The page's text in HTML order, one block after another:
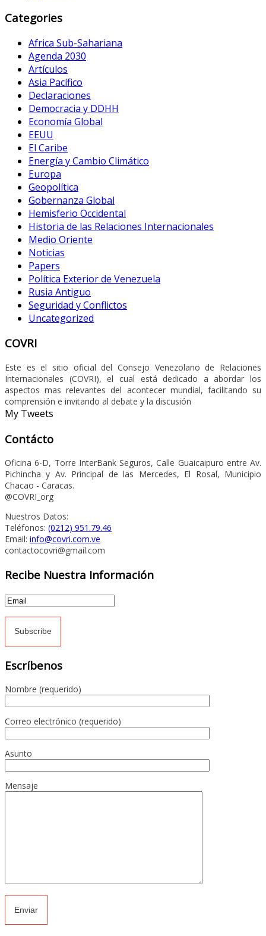
Categories
Africa Sub-Sahariana
Agenda 2030
Artículos
Asia Pacífico
Declaraciones
Democracia y DDHH
Economía Global
EEUU
El Caribe
Energía y Cambio Climático
Europa
Geopolítica
Gobernanza Global
Hemisferio Occidental
Historia de las Relaciones Internacionales
Medio Oriente
Noticias
Papers
Política Exterior de Venezuela
Rusia Antiguo
Seguridad y Conflictos
Uncategorized
COVRI
Este es el sitio oficial del Consejo Venezolano de Relaciones
Internacionales (COVRI), el cual está dedicado a abordar los
aspectos mas relevantes del acontecer mundial, facilitando su
comprensión e invitando al debate y la discusión
My Tweets
Contácto
Oficina 6-D, Torre InterBank Seguros, Calle Guaicaipuro entre Av.
Pichincha y Av. Principal de las Mercedes, El Rosal, Municipio
Chacao - Caracas.
@COVRI_org
Nuestros Datos:
Teléfonos: (0212) 951.79.46
Email: info@covri.com.ve
contactocovri@gmail.com
Recibe Nuestra Información
Escríbenos
Nombre (requerido)
Correo electrónico (requerido)
Asunto
Mensaje